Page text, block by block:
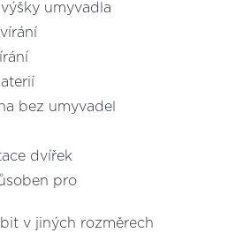
umyvadla
bez umyvadel
dvířek
pro
v jiných rozměrech